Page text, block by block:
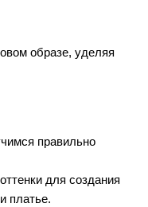
образе, уделяя
правильно
для создания
платье.